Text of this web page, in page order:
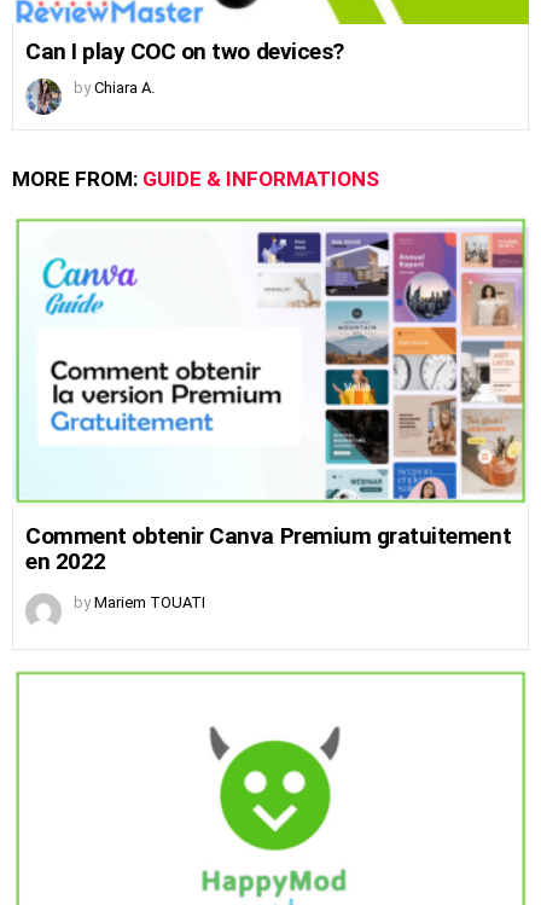
Can I play COC on two devices?
by Chiara A.
MORE FROM: GUIDE & INFORMATIONS
Comment obtenir Canva Premium gratuitement
en 2022
by Mariem TOUATI